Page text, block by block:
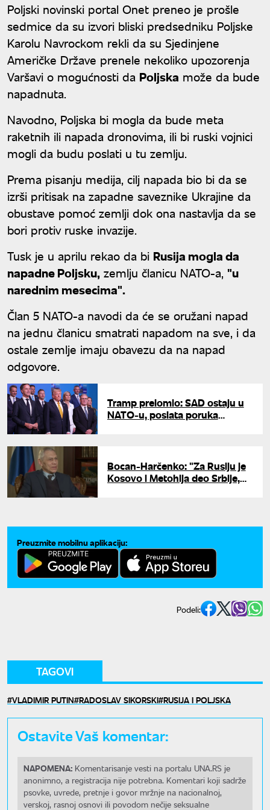
Poljski novinski portal Onet preneo je prošle
sedmice da su izvori bliski predsedniku Poljske
Karolu Navrockom rekli da su Sjedinjene
Američke Države prenele nekoliko upozorenja
Varšavi o mogućnosti da Poljska može da bude
napadnuta.
Navodno, Poljska bi mogla da bude meta
raketnih ili napada dronovima, ili bi ruski vojnici
mogli da budu poslati u tu zemlju.
Prema pisanju medija, cilj napada bio bi da se
izrši pritisak na zapadne saveznike Ukrajine da
obustave pomoć zemlji dok ona nastavlja da se
bori protiv ruske invazije.
Tusk je u aprilu rekao da bi Rusija mogla da
napadne Poljsku, zemlju članicu NATO-a, "u
narednim mesecima".
Član 5 NATO-a navodi da će se oružani napad
na jednu članicu smatrati napadom na sve, i da
ostale zemlje imaju obavezu da na napad
odgovore.
Tramp prelomio: SAD ostaju u
NATO-u, poslata poruka
Bocan-Harčenko: "Za Rusiju je
Kosovo i Metohija deo Srbije,
Preuzmite mobilnu aplikaciju:
Podeli:
TAGOVI
VLADIMIR PUTIN RADOSLAV SIKORSKI RUSIJA I POLJSKA
Ostavite Vaš komentar:
NAPOMENA: Komentarisanje vesti na portalu UNA.RS je
anonimno, a registracija nije potrebna. Komentari koji sadrže
psovke, uvrede, pretnje i govor mržnje na nacionalnoj,
verskoj, rasnoj osnovi ili povodom nečije seksualne